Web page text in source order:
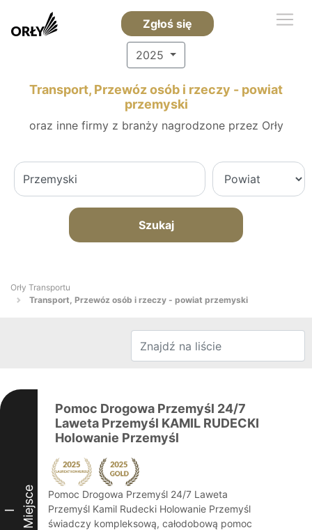
Zgłoś się
2025
Transport, Przewóz osób i rzeczy - powiat
przemyski
oraz inne firmy z branży nagrodzone przez Orły
Szukaj
Orły Transportu
Transport, Przewóz osób i rzeczy - powiat przemyski
I Miejsce
Pomoc Drogowa Przemyśl 24/7
Laweta Przemyśl KAMIL RUDECKI
Holowanie Przemyśl
Pomoc Drogowa Przemyśl 24/7 Laweta
Przemyśl Kamil Rudecki Holowanie Przemyśl
świadczy kompleksową, całodobową pomoc